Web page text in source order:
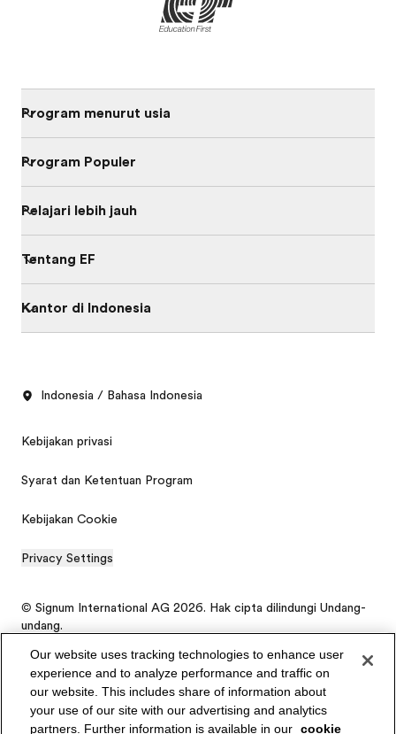
Brosur gratis
Program menurut usia
Program Populer
Pelajari lebih jauh
Tentang EF
Kantor di Indonesia
Indonesia / Bahasa Indonesia
Kebijakan privasi
Syarat dan Ketentuan Program
Kebijakan Cookie
Privacy Settings
© Signum International AG 2026. Hak cipta dilindungi Undang-
undang.
Our website uses tracking technologies to enhance user
experience and to analyze performance and traffic on
our website. This includes share of information about
your use of our site with our advertising and analytics
partners. Further information is available in our cookie